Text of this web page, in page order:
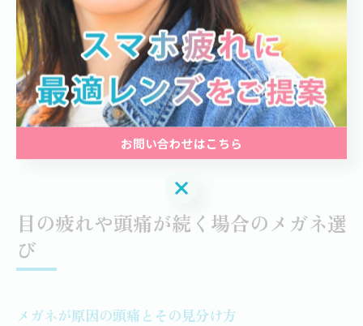
い眼鏡店や眼科が多いため、気軽に専門家に相談できる
環境を活用しましょう。
また、家族や周囲の人から「最近目を細めている」「疲
れていそう」と指摘された場合も、早めの対応が肝心で
す。自分の体調や生活環境の変化を見逃さず、定期的な
チェックを心がけてください。
目の疲れや頭痛が続く場合のメガネ選
び
メガネが原因の頭痛とその見分け方
お問い合わせはこちら
お問い合わせはこちら